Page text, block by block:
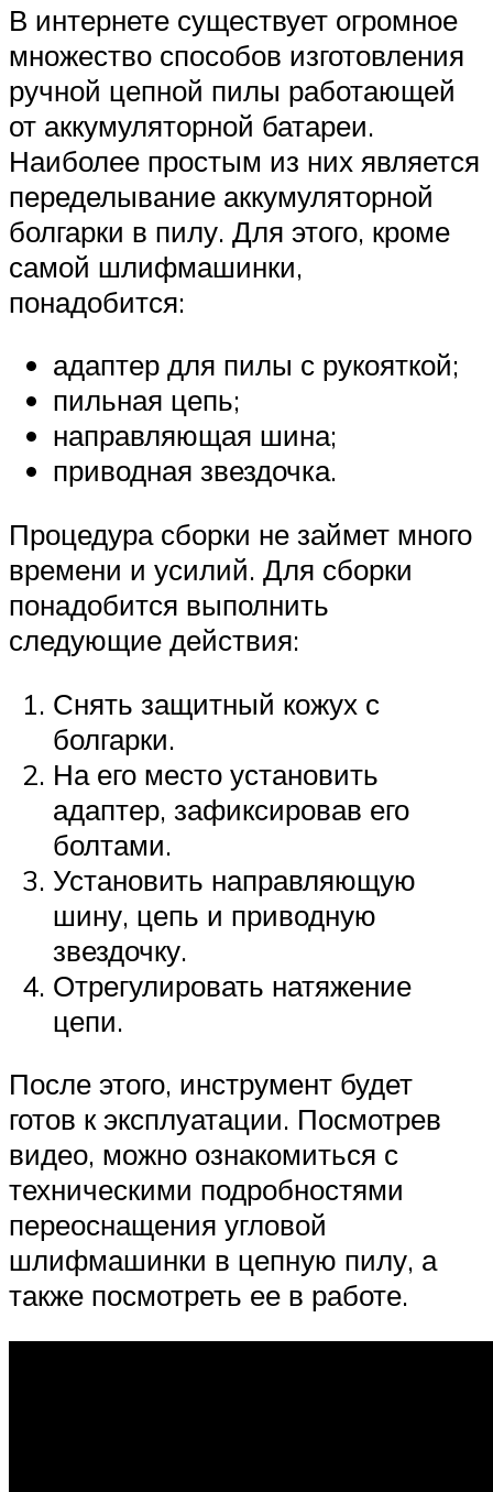
В интернете существует огромное
множество способов изготовления
ручной цепной пилы работающей
от аккумуляторной батареи.
Наиболее простым из них является
переделывание аккумуляторной
болгарки в пилу. Для этого, кроме
самой шлифмашинки,
понадобится:
адаптер для пилы с рукояткой;
пильная цепь;
направляющая шина;
приводная звездочка.
Процедура сборки не займет много
времени и усилий. Для сборки
понадобится выполнить
следующие действия:
Снять защитный кожух с
болгарки.
На его место установить
адаптер, зафиксировав его
болтами.
Установить направляющую
шину, цепь и приводную
звездочку.
Отрегулировать натяжение
цепи.
После этого, инструмент будет
готов к эксплуатации. Посмотрев
видео, можно ознакомиться с
техническими подробностями
переоснащения угловой
шлифмашинки в цепную пилу, а
также посмотреть ее в работе.